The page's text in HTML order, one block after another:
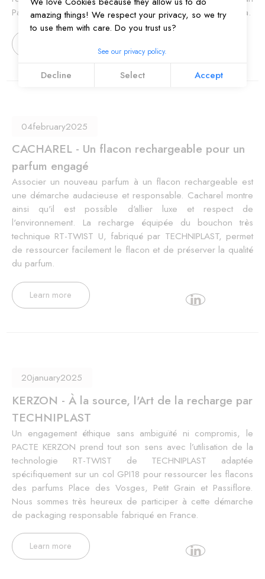
amazing things! We respect your privacy, so we try
to use them with care. Do you trust us?
See our privacy policy.
Decline Select Accept
Paul Gaultier, Paco Rabanne, Nina Ricci ou Carolina Herrera.
04february2025
CACHAREL - Un flacon rechargeable pour un
parfum engagé
Associer un nouveau parfum à un flacon rechargeable est
une démarche audacieuse et responsable. Cacharel montre
ainsi qu'il est possible d'allier luxe et respect de
l'environnement. La recharge équipée du bouchon très
technique RT-TWIST U, fabriqué par TECHNIPLAST, permet
de ressourcer facilement le flacon et de préserver la qualité
du parfum.
Learn more
20january2025
KERZON - À la source, l'Art de la recharge par
TECHNIPLAST
Un engagement éthique sans ambiguïté ni compromis, le
PACTE KERZON prend tout son sens avec l’utilisation de la
technologie RT-TWIST de TECHNIPLAST adaptée
spécifiquement sur un col GPI18 pour ressourcer les flacons
des parfums Place des Vosges, Petit Grain et Passiflore.
Nous sommes très heureux de participer à cette démarche
de packaging responsable fabriqué en France.
Learn more